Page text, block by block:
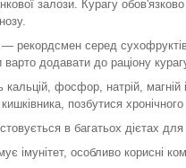
залози. Курагу
— рекордсмен серед
додавати до раціону
кальцій, фосфор, натрій,
позбутися
в багатьох дієтах
імунітет, особливо корисні